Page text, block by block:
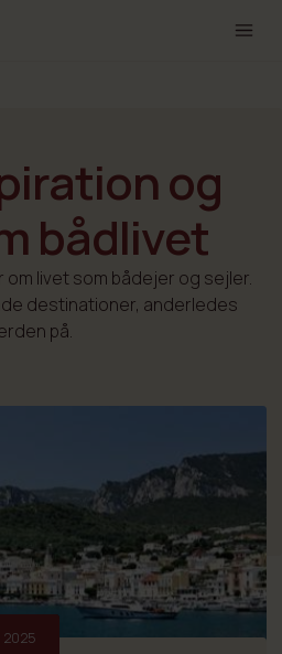
og
bådlivet
livet som bådejer og sejler.
destinationer, anderledes
på.
2025